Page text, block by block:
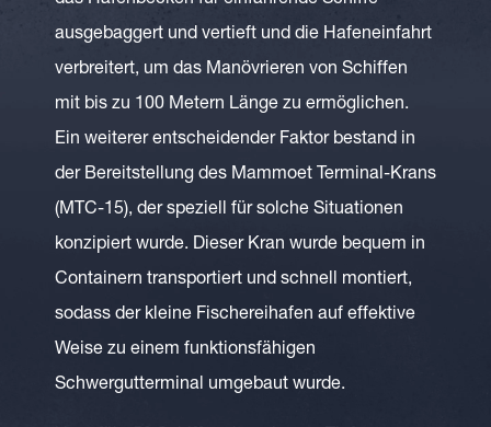
ausgebaggert und vertieft und die Hafeneinfahrt
verbreitert, um das Manövrieren von Schiffen
mit bis zu 100 Metern Länge zu ermöglichen.
Ein weiterer entscheidender Faktor bestand in
der Bereitstellung des Mammoet Terminal-Krans
(MTC-15), der speziell für solche Situationen
konzipiert wurde. Dieser Kran wurde bequem in
Containern transportiert und schnell montiert,
sodass der kleine Fischereihafen auf effektive
Weise zu einem funktionsfähigen
Schwergutterminal umgebaut wurde.